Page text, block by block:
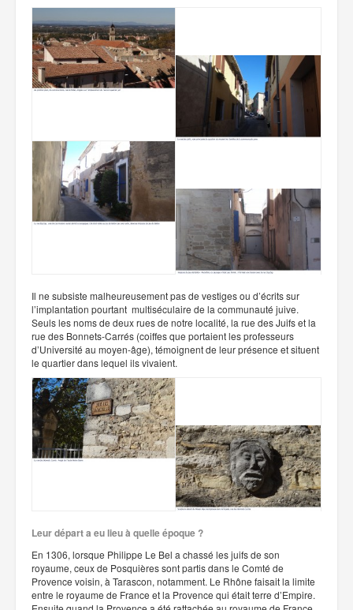
Il ne subsiste malheureusement pas de vestiges ou d’écrits sur
l’implantation pourtant multiséculaire de la communauté juive.
Seuls les noms de deux rues de notre localité, la rue des Juifs et la
rue des Bonnets-Carrés (coiffes que portaient les professeurs
d’Université au moyen-âge), témoignent de leur présence et situent
le quartier dans lequel ils vivaient.
Leur départ a eu lieu à quelle époque ?
En 1306, lorsque Philippe Le Bel a chassé les juifs de son
royaume, ceux de Posquières sont partis dans le Comté de
Provence voisin, à Tarascon, notamment. Le Rhône faisait la limite
entre le royaume de France et la Provence qui était terre d’Empire.